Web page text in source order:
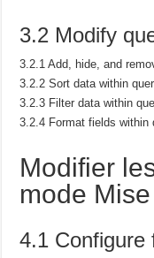
3.2 Modify
3.2.1 Add, hide, and
3.2.2 Sort data within
3.2.3 Filter data within
3.2.4 Format fields within
Modifier
mode
4.1 Configure